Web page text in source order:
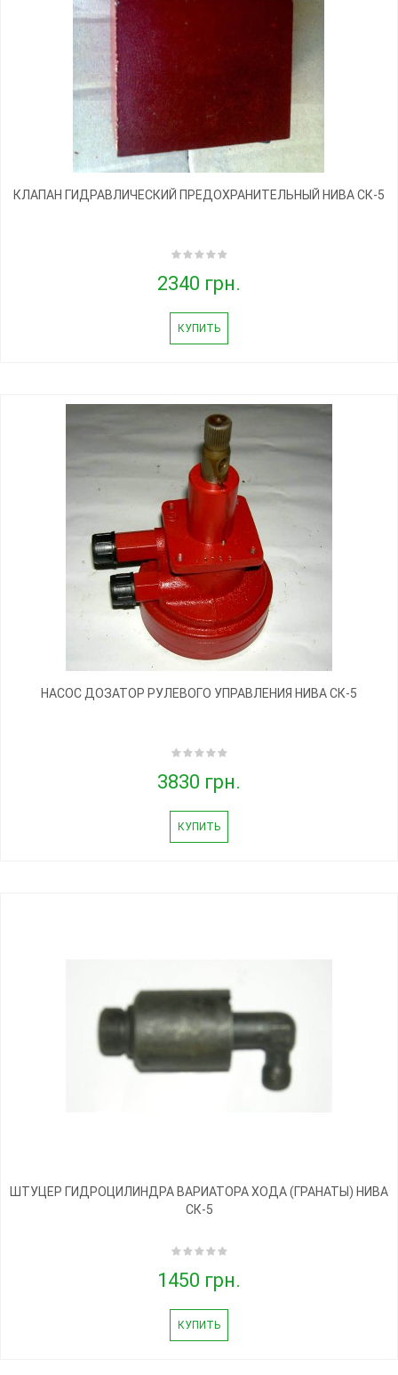
КЛАПАН ГИДРАВЛИЧЕСКИЙ ПРЕДОХРАНИТЕЛЬНЫЙ НИВА СК-5
2340 грн.
КУПИТЬ
НАСОС ДОЗАТОР РУЛЕВОГО УПРАВЛЕНИЯ НИВА СК-5
3830 грн.
КУПИТЬ
ШТУЦЕР ГИДРОЦИЛИНДРА ВАРИАТОРА ХОДА (ГРАНАТЫ) НИВА
СК-5
1450 грн.
КУПИТЬ